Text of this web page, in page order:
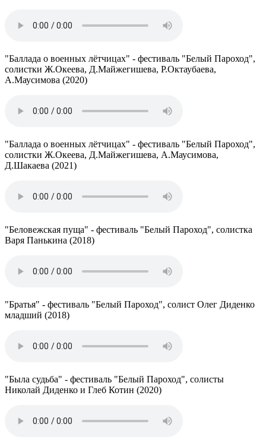
"Баллада о военных лётчицах" - фестиваль "Белый Пароход",
солистки Ж.Океева, Д.Майжегишева, Р.Октаубаева,
А.Маусимова (2020)
"Баллада о военных лётчицах" - фестиваль "Белый Пароход",
солистки Ж.Океева, Д.Майжегишева, А.Маусимова,
Д.Шакаева (2021)
"Беловежская пуща" - фестиваль "Белый Пароход", солистка
Варя Панькина (2018)
"Братья" - фестиваль "Белый Пароход", солист Олег Диденко
младший (2018)
"Была судьба" - фестиваль "Белый Пароход", солисты
Николай Диденко и Глеб Котин (2020)